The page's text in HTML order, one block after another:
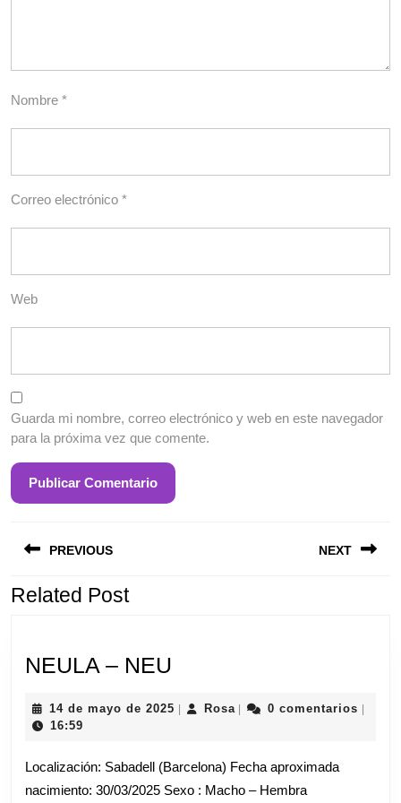
Nombre *
Correo electrónico *
Web
Guarda mi nombre, correo electrónico y web en este navegador
para la próxima vez que comente.
de
entradas
PREVIOUS NEXT
Related Post
NEULA – NEU
NEU
14 de mayo de 2025 14
2025
RosaRosa 0 comentarios
16:59
Localización: Sabadell (Barcelona) Fecha aproximada
nacimiento: 30/03/2025 Sexo : Macho – Hembra